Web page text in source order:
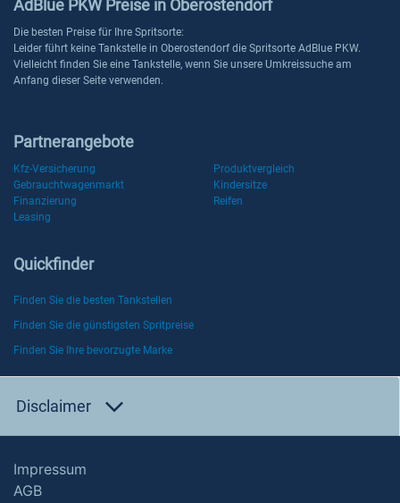
AdBlue PKW Preise in Oberostendorf
Die besten Preise für Ihre Spritsorte:
Leider führt keine Tankstelle in Oberostendorf die Spritsorte AdBlue PKW.
Vielleicht finden Sie eine Tankstelle, wenn Sie unsere Umkreissuche am
Anfang dieser Seite verwenden.
Partnerangebote
Kfz-Versicherung
Produktvergleich
Gebrauchtwagenmarkt
Kindersitze
Finanzierung
Reifen
Leasing
Quickfinder
Finden Sie die besten Tankstellen
Finden Sie die günstigsten Spritpreise
Finden Sie Ihre bevorzugte Marke
Disclaimer
Impressum
AGB